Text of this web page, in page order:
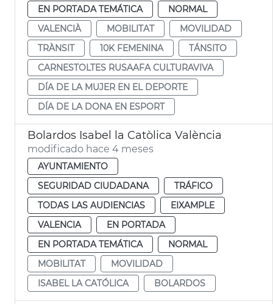
EN PORTADA TEMÁTICA
NORMAL
VALENCIÀ
MOBILITAT
MOVILIDAD
TRÀNSIT
10K FEMENINA
TÁNSITO
CARNESTOLTES RUSAAFA CULTURAVIVA
DÍA DE LA MUJER EN EL DEPORTE
DÍA DE LA DONA EN ESPORT
Bolardos Isabel la Catòlica València
modificado hace 4 meses
AYUNTAMIENTO
SEGURIDAD CIUDADANA
TRÁFICO
TODAS LAS AUDIENCIAS
EIXAMPLE
VALENCIA
EN PORTADA
EN PORTADA TEMÁTICA
NORMAL
MOBILITAT
MOVILIDAD
ISABEL LA CATÓLICA
BOLARDOS